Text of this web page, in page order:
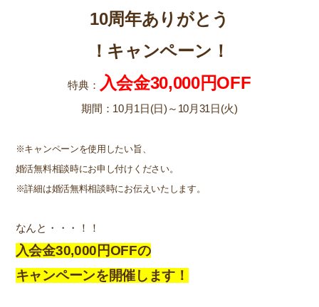
10周年ありがとう
！キャンペーン！
特典： 入会金30,000円OFF
期間：10月1日(日)～10月31日(火)
※キャンペーンを使用したい旨、
婚活無料相談時にお申し付けください。
※詳細は婚活無料相談時にお伝えいたします。
なんと・・・！！
入会金30,000円OFFの
キャンペーンを開催します！